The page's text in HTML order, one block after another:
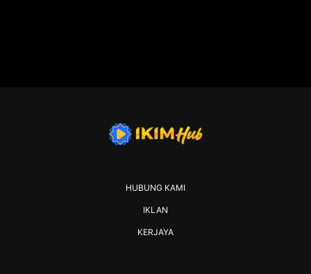
HUBUNG KAMI
IKLAN
KERJAYA